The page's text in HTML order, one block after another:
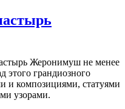
Жеронимуш не менее
этого грандиозного
и композициями, статуями
узорами.